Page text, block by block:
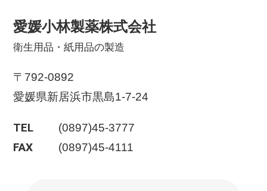
愛媛小林製薬株式会社
衛生用品・紙用品の製造
〒792-0892
愛媛県新居浜市黒島1-7-24
TEL (0897)45-3777
FAX (0897)45-4111